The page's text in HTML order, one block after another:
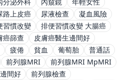
路上皮癌 尿液檢查
凝血風險
習慣改變
排便習慣改變 大腸癌
癌篩查
皮膚癌醫生邊間好
疲倦 貧血 葡萄胎
普通話
前列腺MRI
前列腺MRI MpMRI
間好
前列腺檢查